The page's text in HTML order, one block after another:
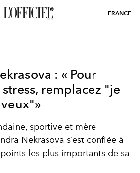
FRANCE
: « Pour
remplacez "je
sportive et mère
Nekrasova s’est confiée à
points les plus importants de sa